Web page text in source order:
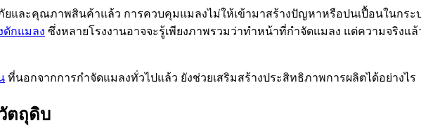
และคุณภาพสินค้าแล้ว การควบคุมแมลงไม่ให้เข้ามาสร้างปัญหาหรือปนเปื้อนในกระ
ดักแมลง ซึ่งหลายโรงงานอาจจะรู้เพียงภาพรวมว่าทำหน้าที่กำจัดแมลง แต่ความจริงแ
ที่นอกจากการกำจัดแมลงทั่วไปแล้ว ยังช่วยเสริมสร้างประสิทธิภาพการผลิตได้อย่างไร
ตถุดิบ